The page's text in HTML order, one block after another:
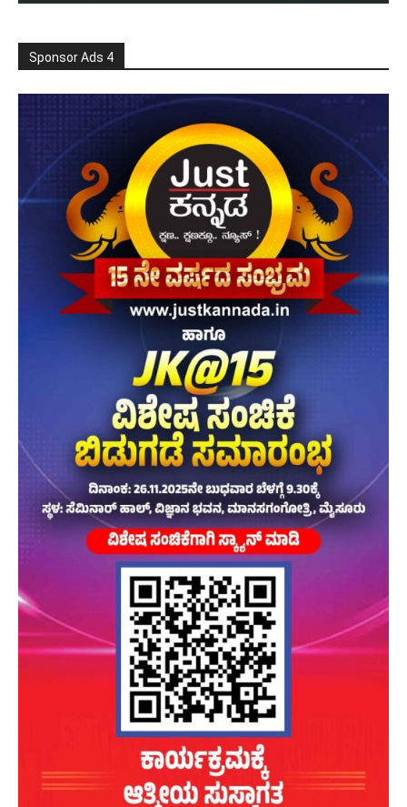
Sponsor Ads 4